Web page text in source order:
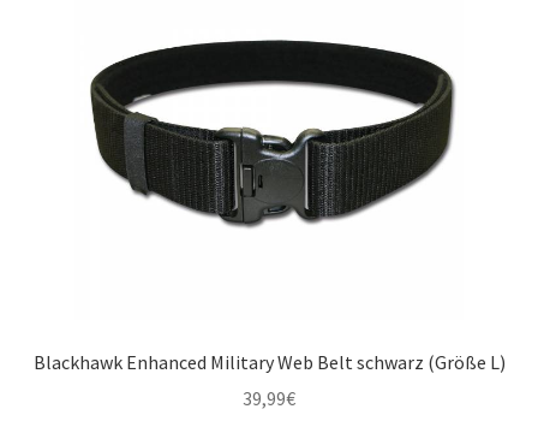
Blackhawk Enhanced Military Web Belt schwarz (Größe L)
39,99€